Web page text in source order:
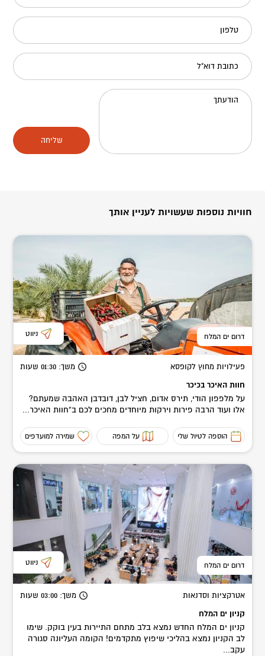
טלפון
כתובת דוא"ל
הודעתך
שליחה
חוויות נוספות שעשויות לעניין אותך
דרום ים המלח ניווט
פעילויות מחוץ לקופסא משך: 01:30 שעות
חוות האיכר בכיכר
על מלפפון הודי, תירס אדום, חציל לבן, דובדבן האהבה שמעתם?
אלו ועוד הרבה פירות וירקות מיוחדים מחכים לכם ב"חוות האיכר...
הוספה לטיול שלי על המפה שמירה למועדפים
דרום ים המלח ניווט
אטרקציות וסדנאות משך: 03:00 שעות
קניון ים המלח
קניון ים המלח החדש נמצא בלב מתחם התיירות בעין בוקק. שימו
לב הקניון נמצא בהליכי שיפוץ מתקדמים! הקומה העליונה סגורה
עקב...